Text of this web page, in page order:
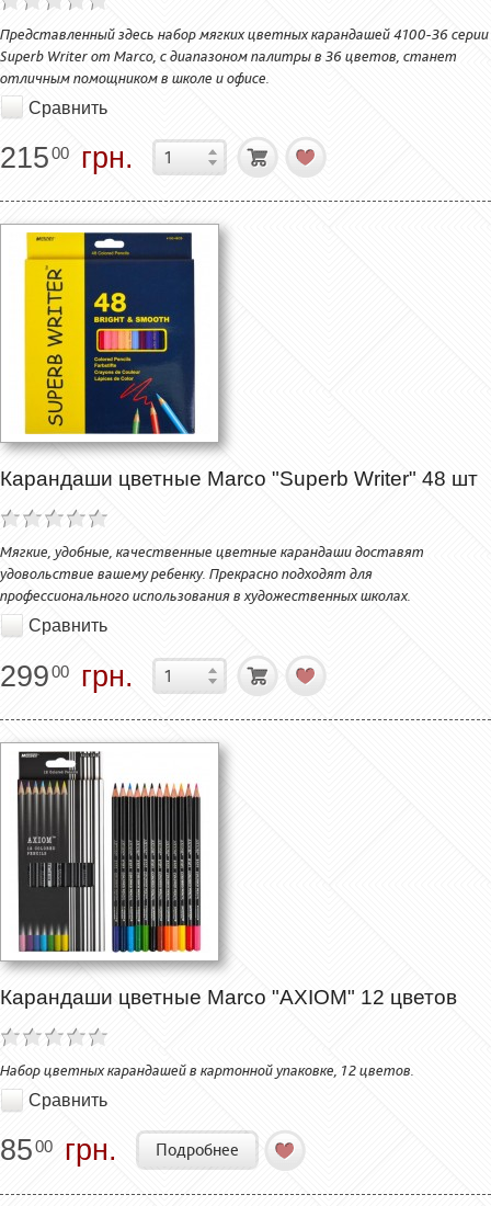
Представленный здесь набор мягких цветных карандашей 4100-36 серии
Superb Writer от Marco, с диапазоном палитры в 36 цветов, станет
отличным помощником в школе и офисе.
Сравнить
21500 грн.
Карандаши цветные Marco "Superb Writer" 48 шт
Мягкие, удобные, качественные цветные карандаши доставят
удовольствие вашему ребенку. Прекрасно подходят для
профессионального использования в художественных школах.
Сравнить
29900 грн.
Карандаши цветные Marco "AXIOM" 12 цветов
Набор цветных карандашей в картонной упаковке, 12 цветов.
Сравнить
8500 грн. Подробнее